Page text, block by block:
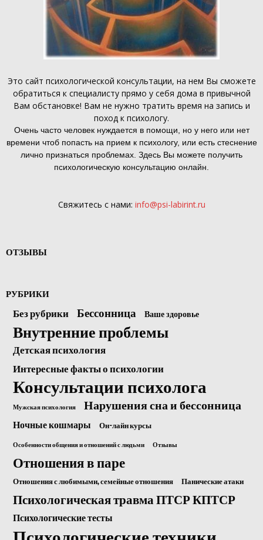
Это сайт психологической консультации, на нем Вы сможете
обратиться к специалисту прямо у себя дома в привычной
Вам обстановке! Вам не нужно тратить время на запись и
поход к психологу.
Очень часто человек нуждается в помощи, но у него или нет
времени чтоб попасть на прием к психологу, или есть стеснение
лично признаться проблемах. Здесь Вы можете получить
психологическую консультацию онлайн.
Свяжитесь с нами: info@psi-labirint.ru
ОТЗЫВЫ
РУБРИКИ
Без рубрики Бессонница Ваше здоровье
Внутренние проблемы
Детская психология
Интересные факты о психологии
Консультации психолога
Мужская психология Нарушения сна и бессонница
Ночные кошмары Он-лайн курсы
Особенности общения и отношений с людьми Отзывы
Отношения в паре
Отношения с любимыми, семейные отношения Панические атаки
Психологическая травма ПТСР КПТСР
Психологические тесты